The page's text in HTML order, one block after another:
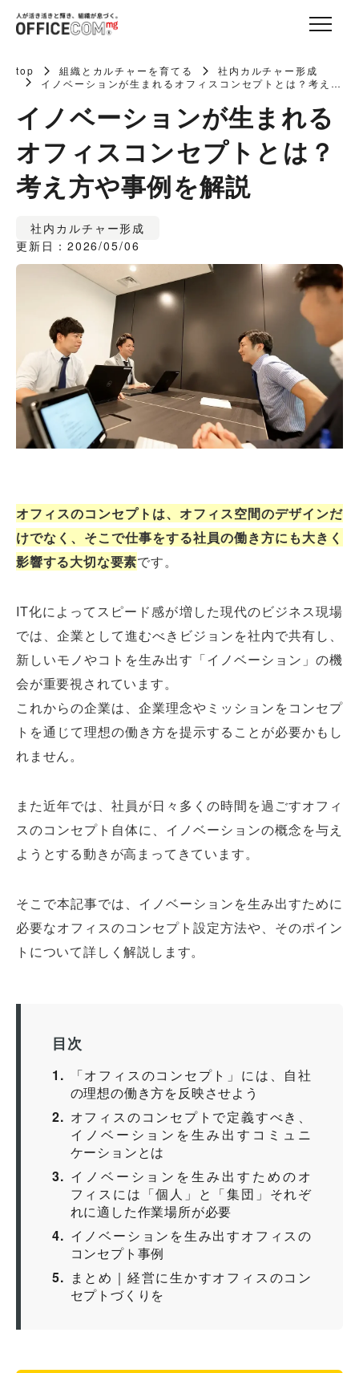
top 組織とカルチャーを育てる
社内カルチャー形成
イノベーションが生まれるオフィスコンセプトとは？考え方
イノベーションが生まれる
オフィスコンセプトとは？
考え方や事例を解説
社内カルチャー形成
更新日：2026/05/06
オフィスのコンセプトは、オフィス空間のデザインだ
けでなく、そこで仕事をする社員の働き方にも大きく
影響する大切な要素です。
IT化によってスピード感が増した現代のビジネス現場
では、企業として進むべきビジョンを社内で共有し、
新しいモノやコトを生み出す「イノベーション」の機
会が重要視されています。
これからの企業は、企業理念やミッションをコンセプ
トを通じて理想の働き方を提示することが必要かもし
れません。
また近年では、社員が日々多くの時間を過ごすオフィ
スのコンセプト自体に、イノベーションの概念を与え
ようとする動きが高まってきています。
そこで本記事では、イノベーションを生み出すために
必要なオフィスのコンセプト設定方法や、そのポイン
トについて詳しく解説します。
目次
1
「オフィスのコンセプト」には、自社
の理想の働き方を反映させよう
2
オフィスのコンセプトで定義すべき、
イノベーションを生み出すコミュニ
ケーションとは
3
イノベーションを生み出すためのオ
フィスには「個人」と「集団」それぞ
れに適した作業場所が必要
4
イノベーションを生み出すオフィスの
コンセプト事例
5
まとめ｜経営に生かすオフィスのコン
セプトづくりを